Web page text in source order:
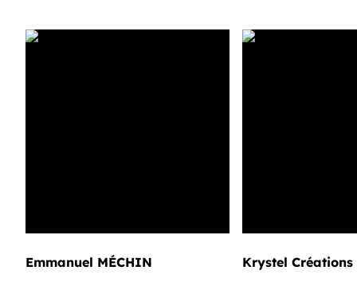
Emmanuel MÉCHIN
Krystel Créations